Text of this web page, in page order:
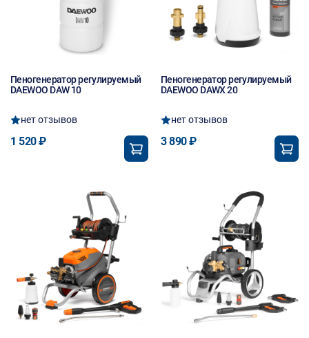
Пеногенератор регулируемый
DAEWOO DAW 10
нет отзывов
1 520 ₽
Пеногенератор регулируемый
DAEWOO DAWX 20
нет отзывов
3 890 ₽